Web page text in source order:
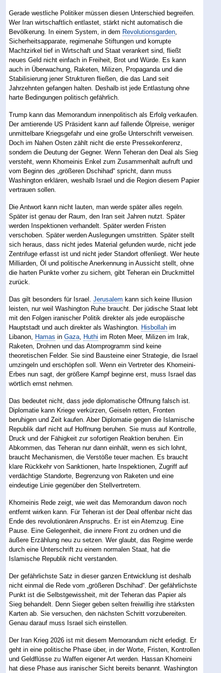
Gerade westliche Politiker müssen diesen Unterschied begreifen.
Wer Iran wirtschaftlich entlastet, stärkt nicht automatisch die
Bevölkerung. In einem System, in dem Revolutionsgarden
Sicherheitsapparate, regimenahe Stiftungen und korrupte
Machtzirkel tief in Wirtschaft und Staat verankert sind, fließt
neues Geld nicht einfach in Freiheit, Brot und Würde. Es kann
auch in Überwachung, Raketen, Milizen, Propaganda und die
Stabilisierung jener Strukturen fließen, die das Land seit
Jahrzehnten gefangen halten. Deshalb ist jede Entlastung ohne
harte Bedingungen politisch gefährlich.
Trump kann das Memorandum innenpolitisch als Erfolg verkaufen.
Der amtierende US Präsident kann auf fallende Ölpreise, weniger
unmittelbare Kriegsgefahr und eine große Unterschrift verweisen.
Doch im Nahen Osten zählt nicht die erste Pressekonferenz,
sondern die Deutung der Gegner. Wenn Teheran den Deal als Sieg
versteht, wenn Khomeinis Enkel zum Zusammenhalt aufruft und
vom Beginn des „größeren Dschihad“ spricht, dann muss
Washington erklären, weshalb Israel und die Region diesem Papier
vertrauen sollen.
Die Antwort kann nicht lauten, man werde später alles regeln.
Später ist genau der Raum, den Iran seit Jahren nutzt. Später
werden Inspektionen verhandelt. Später werden Fristen
verschoben. Später werden Auslegungen umstritten. Später stellt
sich heraus, dass nicht jedes Material gefunden wurde, nicht jede
Zentrifuge erfasst ist und nicht jeder Standort offenliegt. Wer heute
Milliarden, Öl und politische Anerkennung in Aussicht stellt, ohne
die harten Punkte vorher zu sichern, gibt Teheran ein Druckmittel
zurück.
Das gilt besonders für Israel.Jerusalem kann sich keine Illusion
leisten, nur weil Washington Ruhe braucht. Der jüdische Staat lebt
mit den Folgen iranischer Politik direkter als jede europäische
Hauptstadt und auch direkter als Washington.
Hisbollah im
Libanon,
Hamas inGaza Huthi im Roten Meer, Milizen im Irak,
Raketen, Drohnen und das Atomprogramm sind keine
theoretischen Felder. Sie sind Bausteine einer Strategie, die Israel
umzingeln und erschöpfen soll. Wenn ein Vertreter des Khomeini-
Erbes nun sagt, der größere Kampf beginne erst, muss Israel das
wörtlich ernst nehmen.
Das bedeutet nicht, dass jede diplomatische Öffnung falsch ist.
Diplomatie kann Kriege verkürzen, Geiseln retten, Fronten
beruhigen und Zeit kaufen. Aber Diplomatie gegen die Islamische
Republik darf nicht auf Hoffnung beruhen. Sie muss auf Kontrolle,
Druck und der Fähigkeit zur sofortigen Reaktion beruhen. Ein
Abkommen, das Teheran nur dann einhält, wenn es sich lohnt,
braucht Mechanismen, die Verstöße teuer machen. Es braucht
klare Rückkehr von Sanktionen, harte Inspektionen, Zugriff auf
verdächtige Standorte, Begrenzung von Raketen und eine
eindeutige Linie gegenüber den Stellvertretern.
Khomeinis Rede zeigt, wie weit das Memorandum davon noch
entfernt wirken kann. Für Teheran ist der Deal offenbar nicht das
Ende des revolutionären Anspruchs. Er ist ein Atemzug. Eine
Pause. Eine Gelegenheit, die innere Front zu ordnen und die
äußere Erzählung neu zu setzen. Wer glaubt, das Regime werde
durch eine Unterschrift zu einem normalen Staat, hat die
Islamische Republik nicht verstanden.
Der gefährlichste Satz in dieser ganzen Entwicklung ist deshalb
nicht einmal die Rede vom „größeren Dschihad“. Der gefährlichste
Punkt ist die Selbstgewissheit, mit der Teheran das Papier als
Sieg behandelt. Denn Sieger geben selten freiwillig ihre stärksten
Karten ab. Sie versuchen, den nächsten Schritt vorzubereiten.
Genau darauf muss Israel sich einstellen.
Der Iran Krieg 2026 ist mit diesem Memorandum nicht erledigt. Er
geht in eine politische Phase über, in der Worte, Fristen, Kontrollen
und Geldflüsse zu Waffen eigener Art werden. Hassan Khomeini
hat diese Phase aus iranischer Sicht bereits benannt. Washington